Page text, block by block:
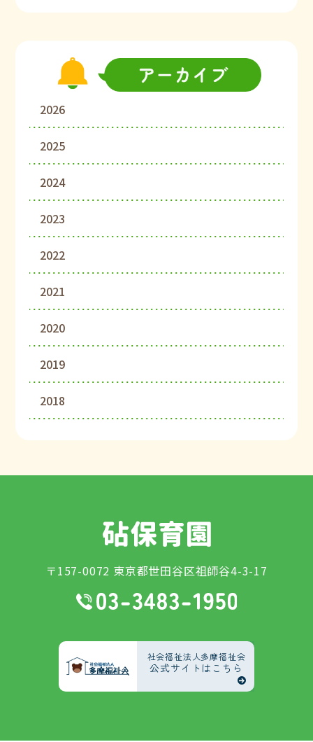
2026
2025
2024
2023
2022
2021
2020
2019
2018
〒157-0072 東京都世田谷区祖師谷4-3-17
社会福祉法人多摩福祉会
公式サイトはこちら